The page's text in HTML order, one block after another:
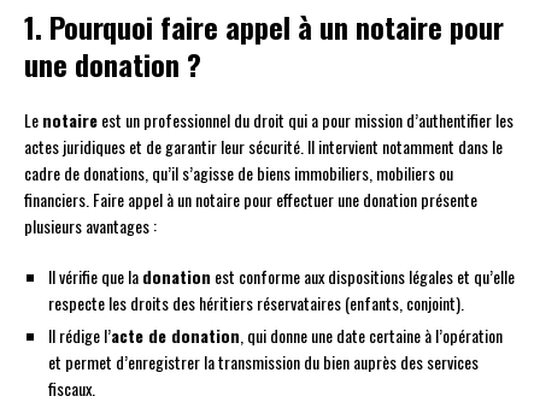
1. Pourquoi faire appel à un notaire pour
une donation ?
Lenotaireest un professionnel du droit qui a pour mission d’authentifier les
actes juridiques et de garantir leur sécurité. Il intervient notamment dans le
cadre de donations, qu’il s’agisse de biens immobiliers, mobiliers ou
financiers. Faire appel à un notaire pour effectuer une donation présente
plusieurs avantages :
Il vérifie que ladonation est conforme aux dispositions légales et qu’elle
respecte les droits des héritiers réservataires (enfants, conjoint).
Il rédige l’acte de donation, qui donne une date certaine à l’opération
et permet d’enregistrer la transmission du bien auprès des services
fiscaux.